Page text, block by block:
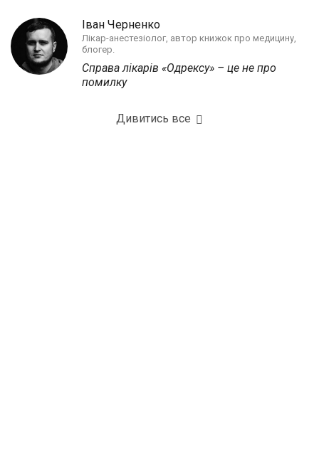
Іван Черненко
Лікар-анестезіолог, автор книжок про медицину,
блогер.
Справа лікарів «Одрексу» – це не про
помилку
Дивитись все